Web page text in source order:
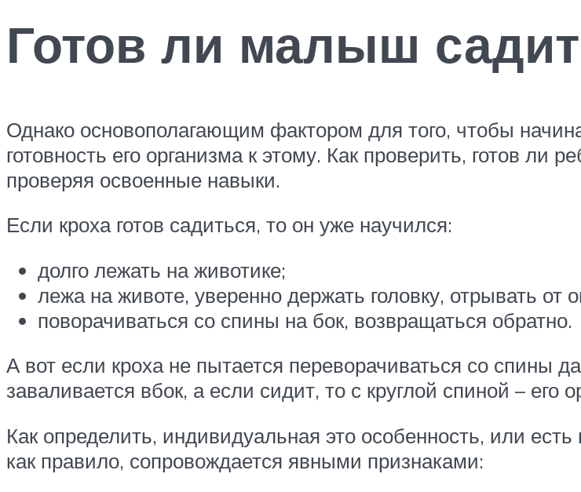
Готов ли малыш
Однако основополагающим фактором для того, чтобы
готовность его организма к этому. Как проверить, готов
проверяя освоенные навыки.
Если кроха готов садиться, то он уже научился:
долго лежать на животике;
лежа на животе, уверенно держать головку, отрывать от
поворачиваться со спины на бок, возвращаться обратно.
А вот если кроха не пытается переворачиваться со спины
заваливается вбок, а если сидит, то с круглой спиной – его
Как определить, индивидуальная это особенность, или
как правило, сопровождается явными признаками: